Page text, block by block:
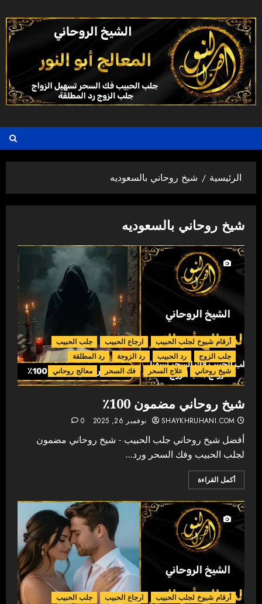
إلى
المحتوى
الرئيسية شيخ روحاني بالسعوديه
شيخ روحاني بالسعوديه
أرقام شيوخ لجلب الحبيب ارجاع الحبيب
جلب الحبيب
جلب الزوج
رد الحبيب رد الزوجة
رد المطلقة
شيخ روحاني
علاج السحر فك السحر معالج روحاني
شيخ روحاني مضمون 100٪
SHAYKHRUHANI.COM نوفمبر 26, 2025 0
أفضل شيخ روحاني جلب الحبيب - شيخ روحاني مضمون
لجلب الحبيب وفك السحر ورد...
أكمل القراءة
أرقام شيوخ لجلب الحبيب ارجاع الحبيب
جلب الحبيب